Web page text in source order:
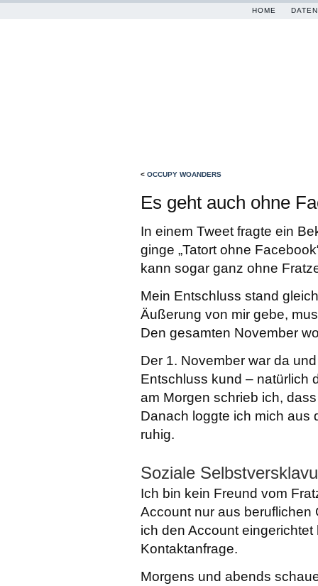
HOME
< OCCUPY WOANDERS
Es geht auch ohne
In einem Tweet fragte ein
ginge Tatort ohne Facebook
kann sogar ganz ohne
Mein Entschluss stand
Äußerung von mir gebe,
Den gesamten November
Der 1. November war da
Entschluss kund – natürlich
am Morgen schrieb ich,
Danach loggte ich mich aus
ruhig.
Soziale
Ich bin kein Freund vom
Account nur aus beruflichen
ich den Account
Kontaktanfrage.
Morgens und abends